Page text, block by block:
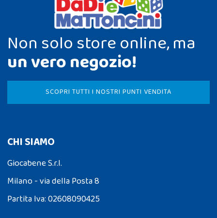
Non solo store online, ma
un vero negozio!
SCOPRI TUTTI I NOSTRI PUNTI VENDITA
CHI SIAMO
Giocabene S.r.l.
Milano - via della Posta 8
Partita Iva: 02608090425